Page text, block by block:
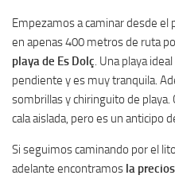
Empezamos a caminar desde el
en apenas 400 metros de ruta
playa de Es Dolç . Una playa
pendiente y es muy tranquila.
sombrillas y chiringuito de
cala aislada, pero es un anticipo
Si seguimos caminando por el
adelante encontramos la